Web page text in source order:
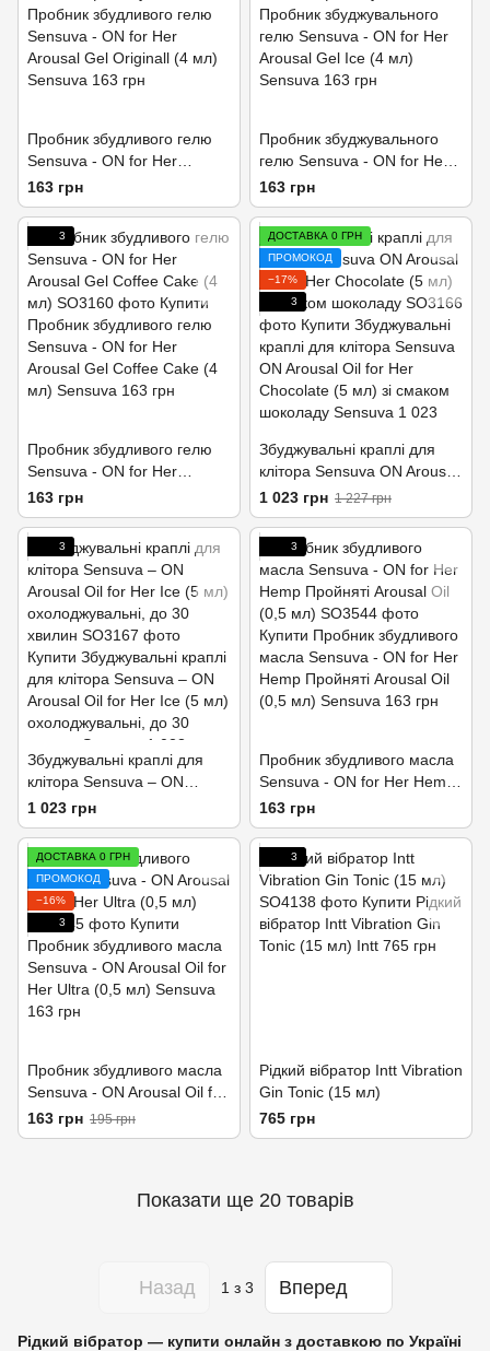
Пробник збудливого гелю
Sensuva - ON for Her
Arousal Gel Originall (4 мл)
163 грн
Пробник збуджувального
гелю Sensuva - ON for Her
Arousal Gel Ice (4 мл)
163 грн
3
Пробник збудливого гелю
Sensuva - ON for Her
Arousal Gel Coffee Cake (4
мл)
163 грн
ДОСТАВКА 0 ГРН
ПРОМОКОД
−17%
3
Збуджувальні краплі для
клітора Sensuva ON Arousal
Oil for Her Chocolate (5 мл)
зі смаком шоколаду
1 023 грн 1 227 грн
3
Збуджувальні краплі для
клітора Sensuva – ON
Arousal Oil for Her Ice (5 мл)
охолоджувальні, до 30
хвилин
1 023 грн
3
Пробник збудливого масла
Sensuva - ON for Her Hemp
Пройняті Arousal Oil (0,5
мл)
163 грн
ДОСТАВКА 0 ГРН
ПРОМОКОД
−16%
3
Пробник збудливого масла
Sensuva - ON Arousal Oil for
Her Ultra (0,5 мл)
163 грн 195 грн
3
Рідкий вібратор Intt Vibration
Gin Tonic (15 мл)
765 грн
Показати ще 20 товарів
Назад 1 з 3 Вперед
Рідкий вібратор — купити онлайн з доставкою по Україні